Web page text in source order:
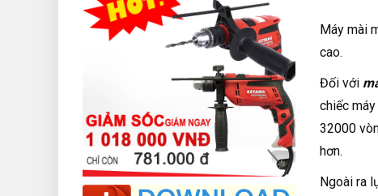
Máy mài
cao.
Đối với
chiếc
32000
hơn.
Ngoài ra